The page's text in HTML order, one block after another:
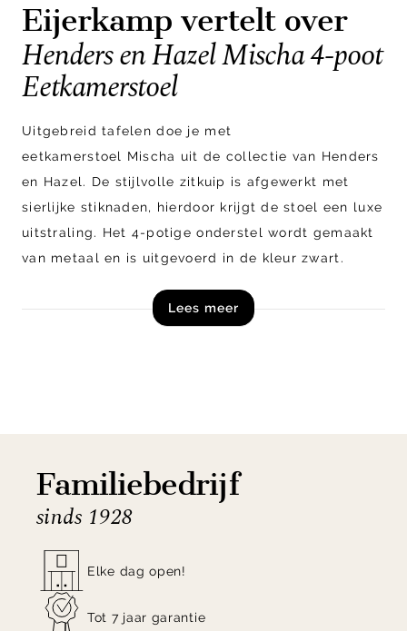
Eijerkamp vertelt over
Henders en Hazel Mischa 4-poot
Eetkamerstoel
Uitgebreid tafelen doe je met
eetkamerstoel Mischa uit de collectie van Henders
en Hazel. De stijlvolle zitkuip is afgewerkt met
sierlijke stiknaden, hierdoor krijgt de stoel een luxe
uitstraling. Het 4-potige onderstel wordt gemaakt
van metaal en is uitgevoerd in de kleur zwart.
diverse andere uitvoeringen, combineer de
Lees meer
Familiebedrijf
sinds 1928
Elke dag open!
Tot 7 jaar garantie